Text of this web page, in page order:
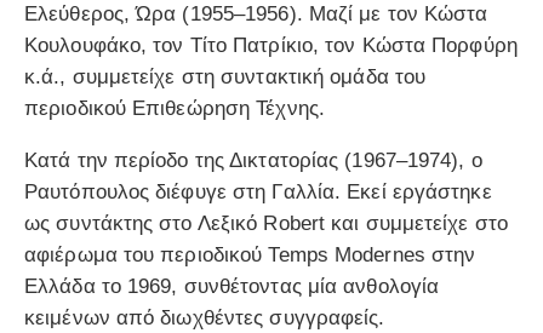
Ελεύθερος, Ώρα (1955–1956). Μαζί με τον Κώστα
Κουλουφάκο, τον Τίτο Πατρίκιο, τον Κώστα Πορφύρη
κ.ά., συμμετείχε στη συντακτική ομάδα του
περιοδικού Επιθεώρηση Τέχνης.
Κατά την περίοδο της Δικτατορίας (1967–1974), ο
Ραυτόπουλος διέφυγε στη Γαλλία. Εκεί εργάστηκε
ως συντάκτης στο Λεξικό Robert και συμμετείχε στο
αφιέρωμα του περιοδικού Temps Modernes στην
Ελλάδα το 1969, συνθέτοντας μία ανθολογία
κειμένων από διωχθέντες συγγραφείς.